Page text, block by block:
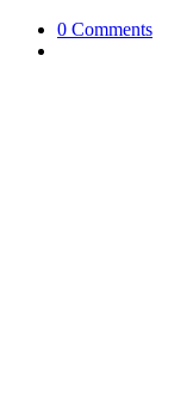
0 Comments